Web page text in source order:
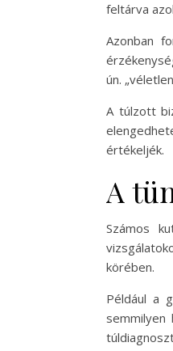
feltárva
Azonban
ún.
A túlzott
értékeljék.
A
Számos
körében.
Például a